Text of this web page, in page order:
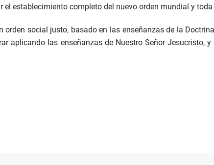
establecimiento completo del nuevo orden mundial y
social justo, basado en las enseñanzas de la
aplicando las enseñanzas de Nuestro Señor Jesucristo,